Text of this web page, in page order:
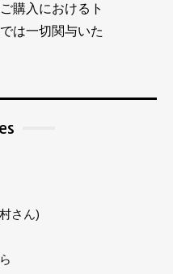
購入におけるト
は一切関与いた
さん)